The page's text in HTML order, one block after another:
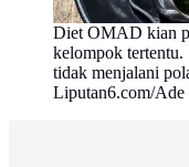
Diet OMAD kian
kelompok tertentu.
tidak menjalani
Liputan6.com/Ade